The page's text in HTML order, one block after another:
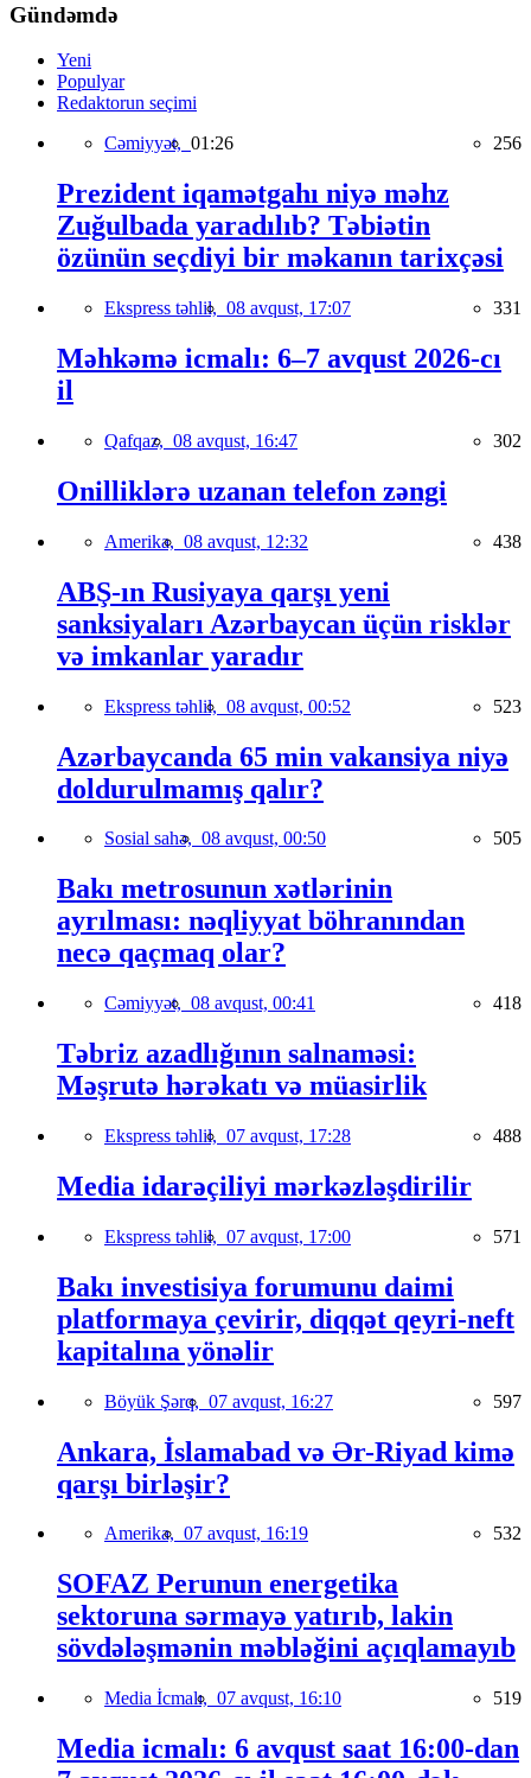
Gündəmdə
Yeni
Populyar
Redaktorun seçimi
Cəmiyyət, 01:26 256
Prezident iqamətgahı niyə məhz
Zuğulbada yaradılıb? Təbiətin
özünün seçdiyi bir məkanın tarixçəsi
Ekspress təhlil, 08 avqust, 17:07 331
Məhkəmə icmalı: 6–7 avqust 2026-cı
il
Qafqaz, 08 avqust, 16:47 302
Onilliklərə uzanan telefon zəngi
Amerika, 08 avqust, 12:32 438
ABŞ-ın Rusiyaya qarşı yeni
sanksiyaları Azərbaycan üçün risklər
və imkanlar yaradır
Ekspress təhlil, 08 avqust, 00:52 523
Azərbaycanda 65 min vakansiya niyə
doldurulmamış qalır?
Sosial sahə, 08 avqust, 00:50 505
Bakı metrosunun xətlərinin
ayrılması: nəqliyyat böhranından
necə qaçmaq olar?
Cəmiyyət, 08 avqust, 00:41 418
Təbriz azadlığının salnaməsi:
Məşrutə hərəkatı və müasirlik
Ekspress təhlil, 07 avqust, 17:28 488
Media idarəçiliyi mərkəzləşdirilir
Ekspress təhlil, 07 avqust, 17:00 571
Bakı investisiya forumunu daimi
platformaya çevirir, diqqət qeyri-neft
kapitalına yönəlir
Böyük Şərq, 07 avqust, 16:27 597
Ankara, İslamabad və Ər-Riyad kimə
qarşı birləşir?
Amerika, 07 avqust, 16:19 532
SOFAZ Perunun energetika
sektoruna sərmayə yatırıb, lakin
sövdələşmənin məbləğini açıqlamayıb
Media İcmalı, 07 avqust, 16:10 519
Media icmalı: 6 avqust saat 16:00-dan